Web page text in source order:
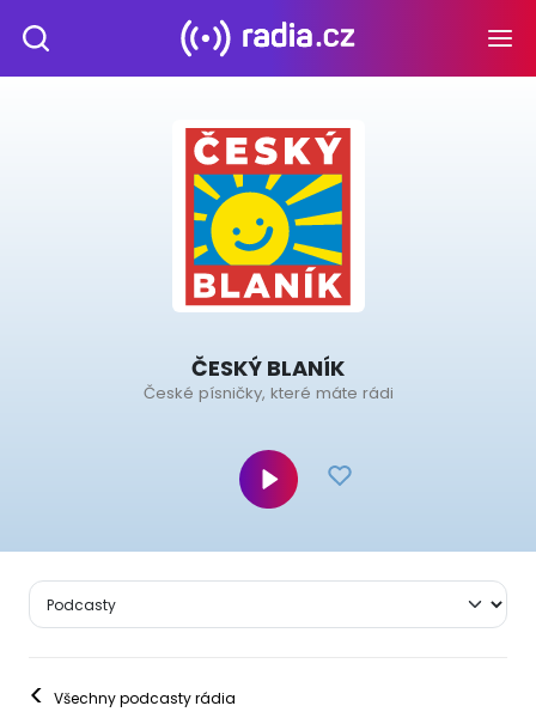
ČESKÝ BLANÍK
České písničky, které máte rádi
< Všechny podcasty rádia